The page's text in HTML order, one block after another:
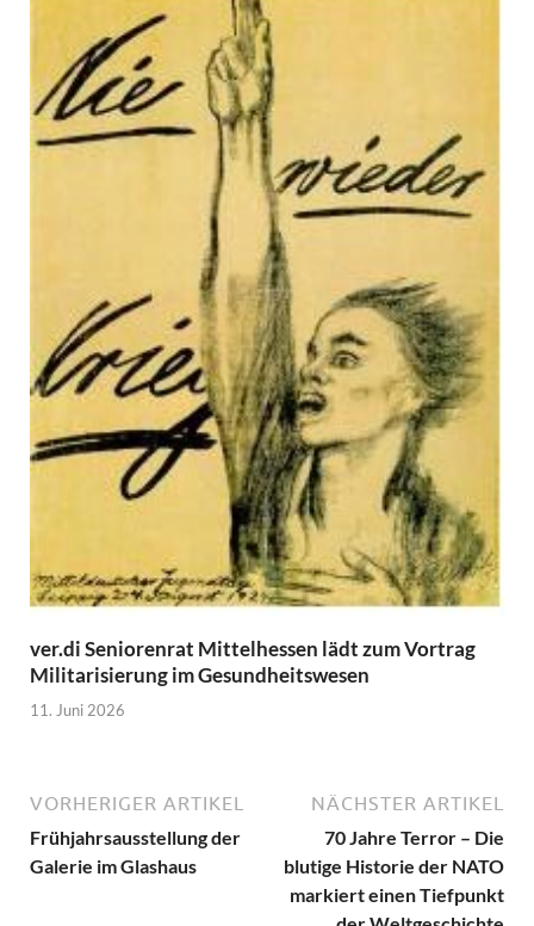
ver.di Seniorenrat Mittelhessen lädt zum Vortrag
Militarisierung im Gesundheitswesen
11. Juni 2026
VORHERIGER ARTIKEL
Frühjahrsausstellung der
Galerie im Glashaus
NÄCHSTER ARTIKEL
70 Jahre Terror – Die
blutige Historie der NATO
markiert einen Tiefpunkt